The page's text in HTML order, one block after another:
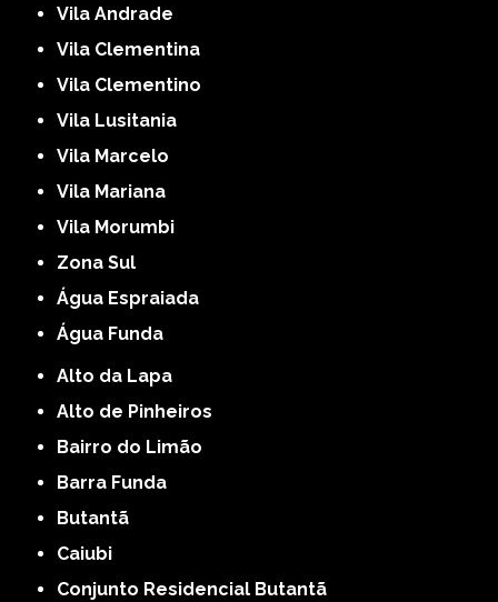
Vila Andrade
Vila Clementina
Vila Clementino
Vila Lusitania
Vila Marcelo
Vila Mariana
Vila Morumbi
Zona Sul
Água Espraiada
Água Funda
Alto da Lapa
Alto de Pinheiros
Bairro do Limão
Barra Funda
Butantã
Caiubi
Conjunto Residencial Butantã